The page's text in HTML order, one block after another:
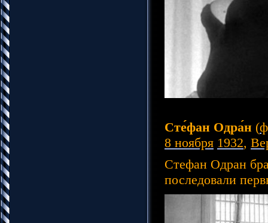
Сте́фан Одра́н (
8 ноября 1932,
Стефан Одран
последовали